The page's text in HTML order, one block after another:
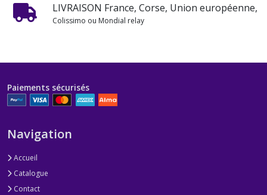
LIVRAISON France, Corse, Union européenne,
Colissimo ou Mondial relay
Paiements sécurisés
Navigation
Accueil
Catalogue
Contact